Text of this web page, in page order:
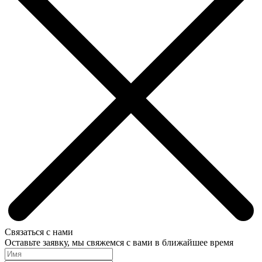
Связаться с нами
Оставьте заявку, мы свяжемся с вами в ближайшее время